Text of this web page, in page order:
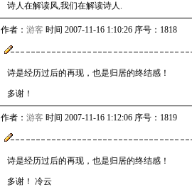
诗人在解读风,我们在解读诗人.
作者： 游客 时间 2007-11-16 1:10:26 序号：1818
诗是经历过后的再现，也是归居的终结感！
多谢！
作者： 游客 时间 2007-11-16 1:12:06 序号：1819
诗是经历过后的再现，也是归居的终结感！
多谢！ 冷云